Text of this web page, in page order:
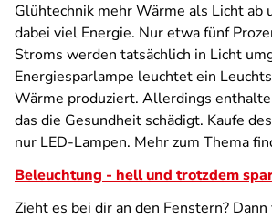
Glühtechnik mehr Wärme als Licht ab
dabei viel Energie. Nur etwa fünf
Stroms werden tatsächlich in Licht
Energiesparlampe leuchtet ein
Wärme produziert. Allerdings
das die Gesundheit schädigt. Kaufe
nur LED-Lampen. Mehr zum Thema
Beleuchtung - hell und trotzdem
Zieht es bei dir an den Fenstern?